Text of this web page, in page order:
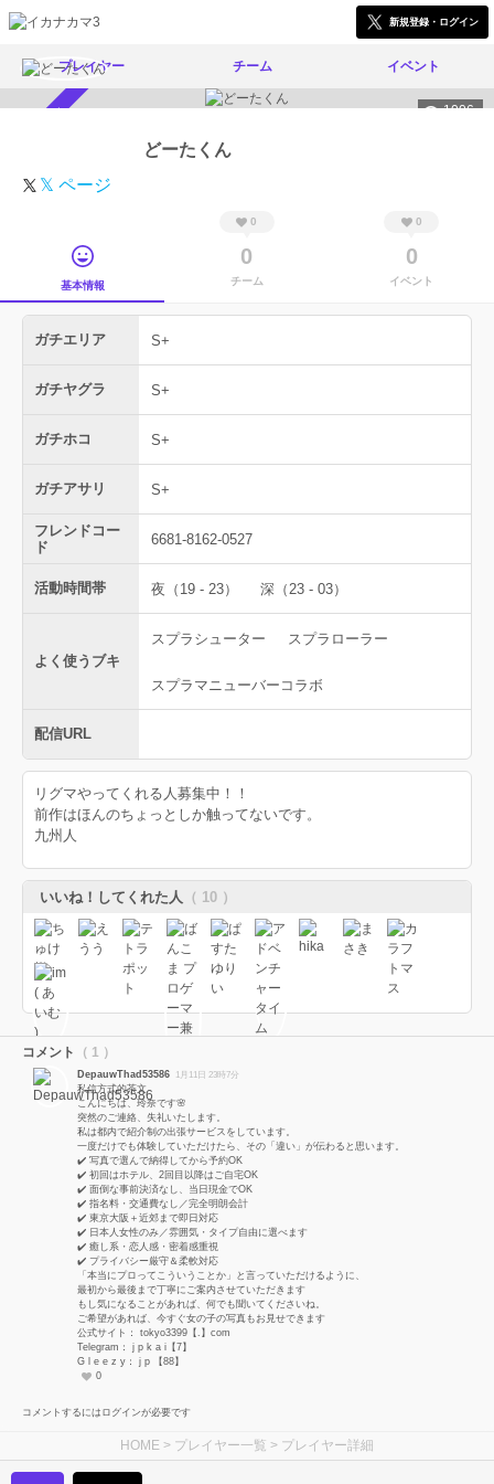
新規登録・ログイン
プレイヤー チーム イベント
1006
どーたくん
𝕏 ページ
基本情報
0
0
チーム
0
0
イベント
ガチエリア S+
ガチヤグラ S+
ガチホコ S+
ガチアサリ S+
フレンドコー
ド
6681-8162-0527
活動時間帯 夜（19 - 23） 深（23 - 03）
よく使うブキ
スプラシューター スプラローラー
スプラマニューバーコラボ
配信URL
リグマやってくれる人募集中！！
前作はほんのちょっとしか触ってないです。
九州人
いいね！してくれた人 （ 10 ）
コメント （ 1 ）
DepauwThad53586 1月11日 23時7分
私信方式的茶文
こんにちは、玲奈です🌸
突然のご連絡、失礼いたします。
私は都内で紹介制の出張サービスをしています。
一度だけでも体験していただけたら、その「違い」が伝わると思います。
✔️ 写真で選んで納得してから予約OK
✔️ 初回はホテル、2回目以降はご自宅OK
✔️ 面倒な事前決済なし、当日現金でOK
✔️ 指名料・交通費なし／完全明朗会計
✔️ 東京大阪＋近郊まで即日対応
✔️ 日本人女性のみ／雰囲気・タイプ自由に選べます
✔️ 癒し系・恋人感・密着感重視
✔️ プライバシー厳守＆柔軟対応
「本当にプロってこういうことか」と言っていただけるように、
最初から最後まで丁寧にご案内させていただきます
もし気になることがあれば、何でも聞いてくださいね。
ご希望があれば、今すぐ女の子の写真もお見せできます
公式サイト： tokyo3399【.】com
Telegram： j p k a i【7】
G l e e z y： j p 【88】
0
コメントするにはログインが必要です
HOME > プレイヤー一覧 > プレイヤー詳細